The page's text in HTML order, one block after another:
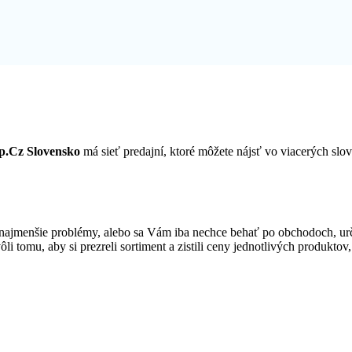
Slovensko má sieť predajní, ktoré môžete nájsť vo viacerých
problémy, alebo sa Vám iba nechce behať po obchodoch,
tomu, aby si prezreli sortiment a zistili ceny jednotlivých